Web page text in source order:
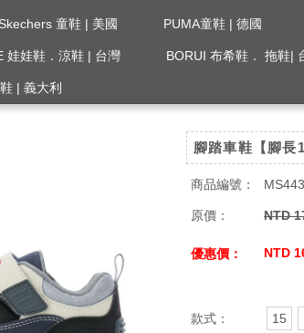
童鞋 | 美國 PUMA童鞋 | 德國
娃娃鞋．涼鞋 | 台灣 BORUI 布希鞋． 拖鞋|
| 義大利
腳踏車鞋【腳長
商品編號： MS443
原價： NTD
優惠價： NTD
款式： 15